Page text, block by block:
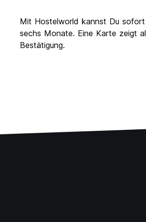
Mit Hostelworld kannst Du
sechs Monate. Eine Karte zeigt
Bestätigung.